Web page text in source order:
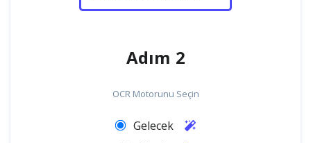
Adım 2
OCR Motorunu Seçin
Gelecek